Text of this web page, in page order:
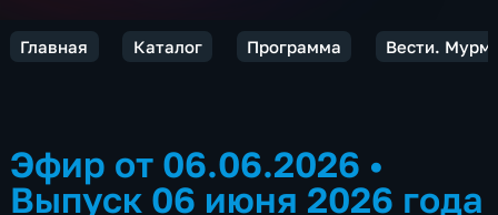
Главная Каталог Программа Вести.
Эфир от 06.06.2026 •
Выпуск 06 июня 2026 года